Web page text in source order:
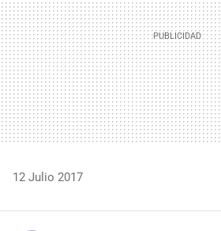
12 Julio 2017